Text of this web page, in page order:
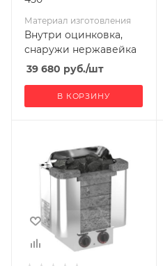
Материал изготовления
Внутри оцинковка,
снаружи нержавейка
39 680 руб./шт
В КОРЗИНУ
Глубина, мм
Высота, мм
500
Материал